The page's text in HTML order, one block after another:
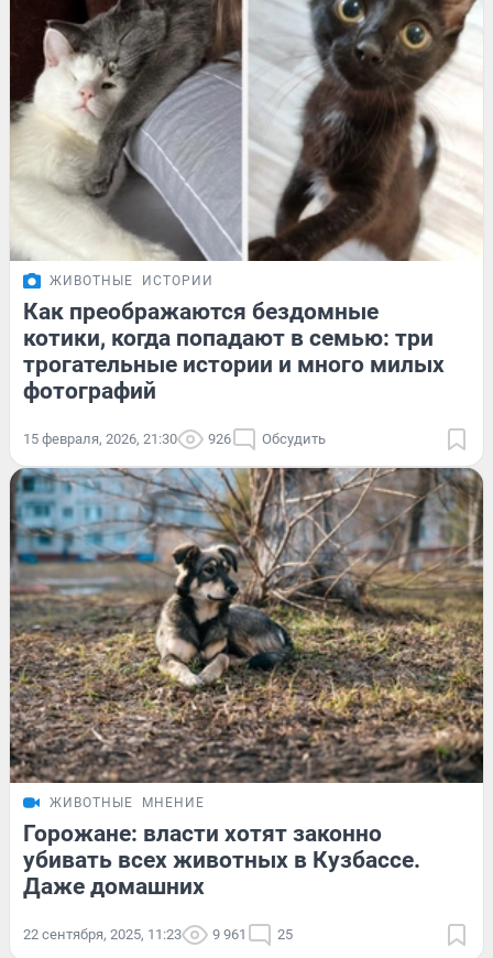
ЖИВОТНЫЕ ИСТОРИИ
Как преображаются бездомные
котики, когда попадают в семью: три
трогательные истории и много милых
фотографий
15 февраля, 2026, 21:30 926 Обсудить
ЖИВОТНЫЕ МНЕНИЕ
Горожане: власти хотят законно
убивать всех животных в Кузбассе.
Даже домашних
22 сентября, 2025, 11:23 9 961 25